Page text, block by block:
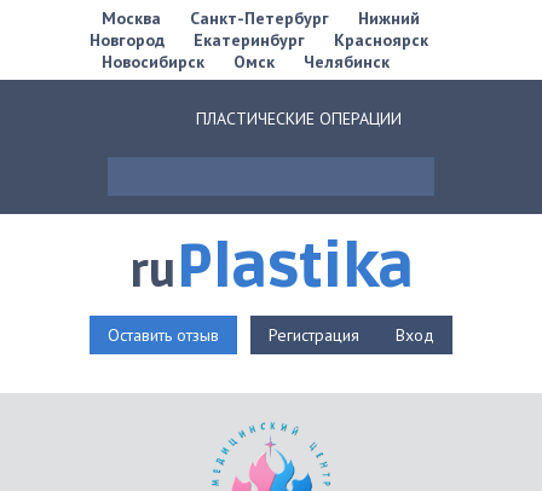
Москва Санкт-Петербург
Нижний
Новгород
Екатеринбург
Красноярск
Новосибирск
Омск Челябинск
ПЛАСТИЧЕСКИЕ ОПЕРАЦИИ
ruPlastika
Оставить отзыв Регистрация Вход